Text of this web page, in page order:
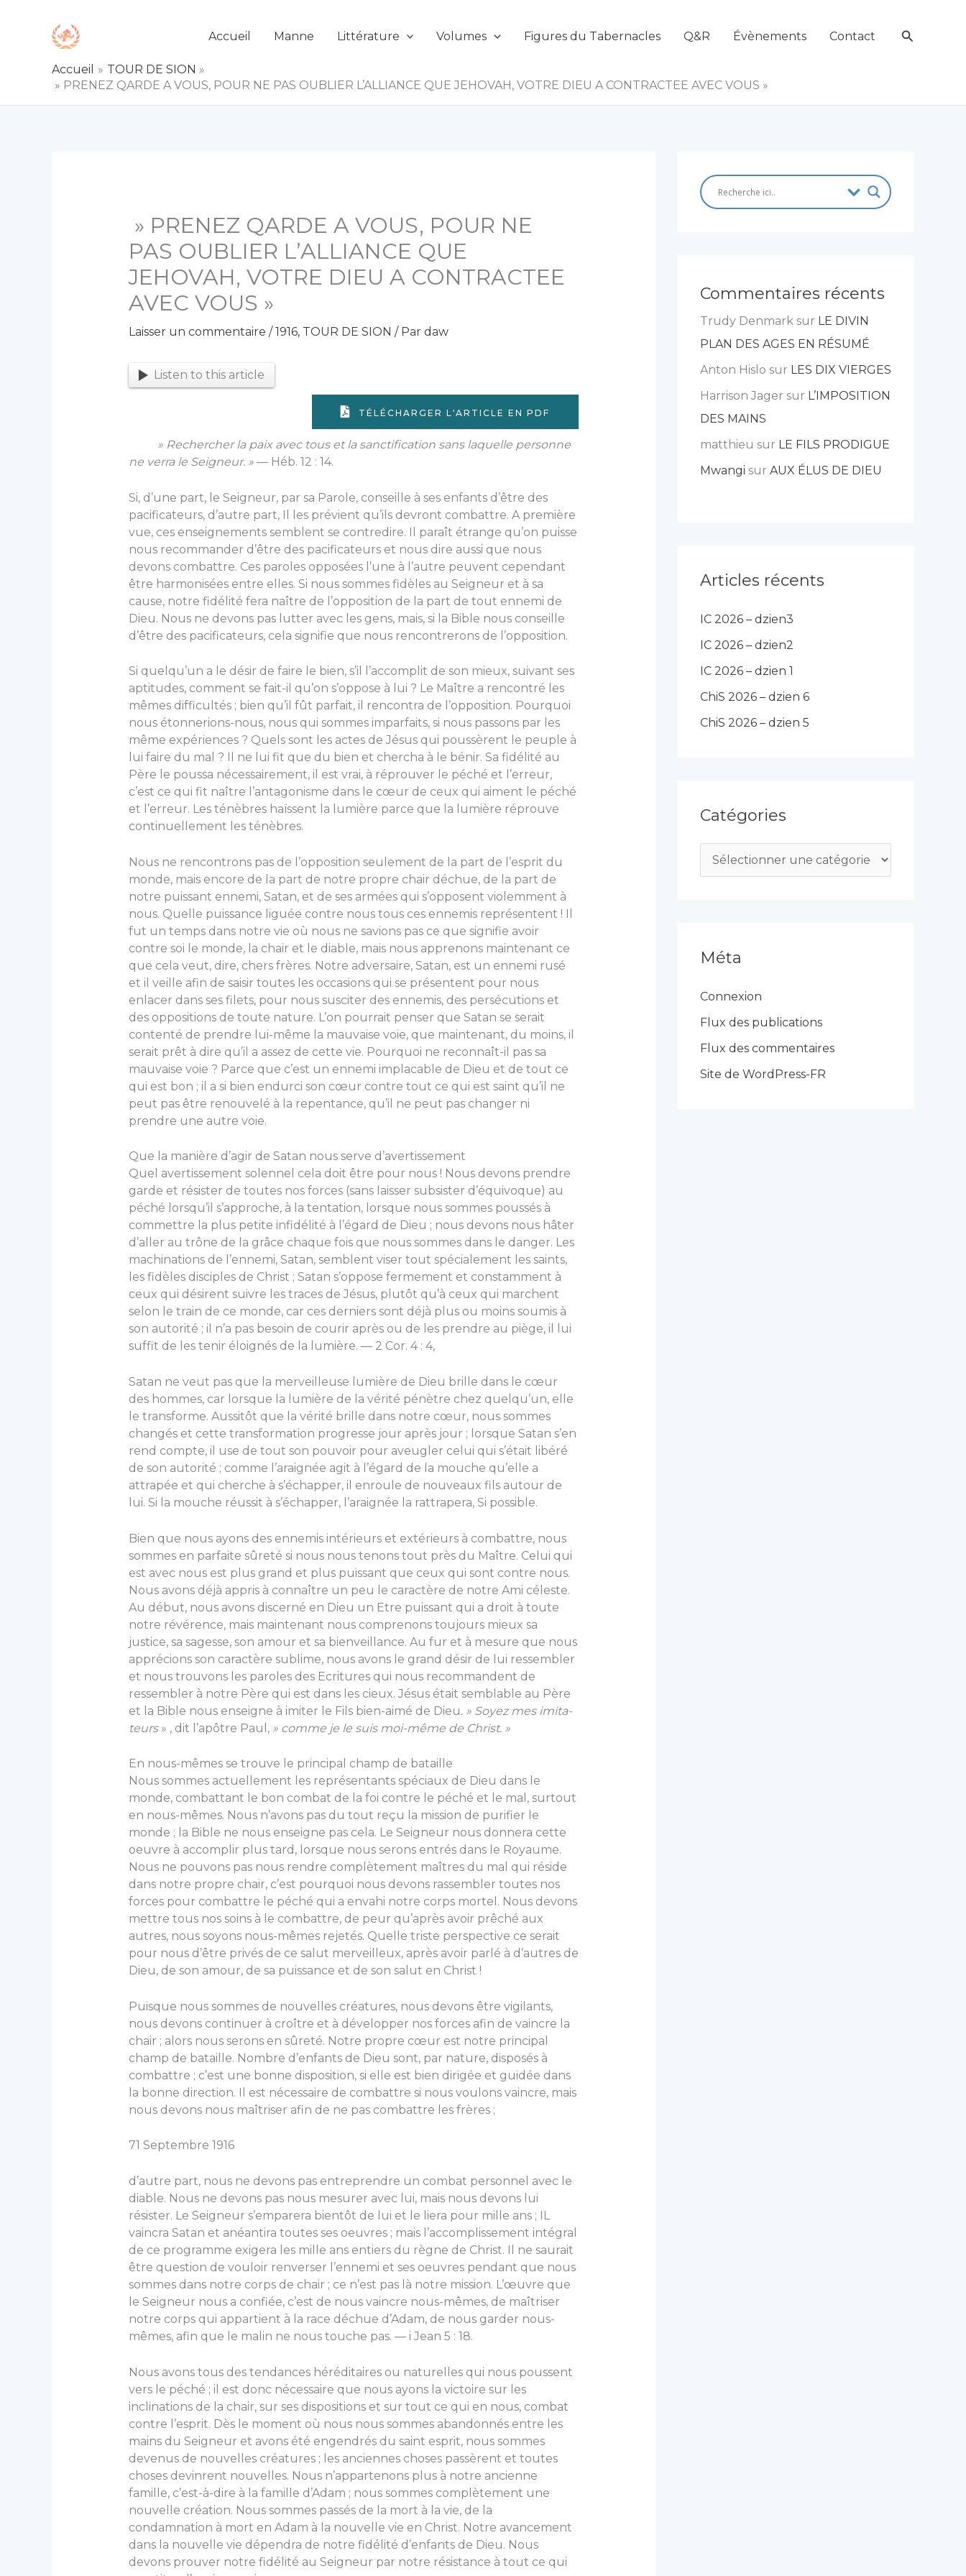
Accueil Manne Littérature Volumes Figures du Tabernacles Q&R Évènements Contact
Accueil
TOUR DE SION
» PRENEZ QARDE A VOUS, POUR NE PAS OUBLIER L’ALLIANCE QUE JEHOVAH, VOTRE DIEU A CONTRACTEE AVEC VOUS »
» PRENEZ QARDE A VOUS, POUR NE
PAS OUBLIER L’ALLIANCE QUE
JEHOVAH, VOTRE DIEU A CONTRACTEE
AVEC VOUS »
Laisser un commentaire / 1916, TOUR DE SION / Par daw
Listen to this article
TÉLÉCHARGER L'ARTICLE EN PDF
» Rechercher la paix avec tous et la sanctification sans laquelle personne
ne verra le Seigneur. » — Héb. 12 : 14.
Si, d’une part, le Seigneur, par sa Parole, con­seille à ses enfants d’être des
pacificateurs, d’au­tre part, Il les prévient qu’ils devront combattre. A première
vue, ces enseignements semblent se contredire. Il paraît étrange qu’on puisse
nous re­commander d’être des pacificateurs et nous dire aussi que nous
devons combattre. Ces paroles op­posées l’une à l’autre peuvent cependant
être harmonisées entre elles. Si nous sommes fidèles au Seigneur et à sa
cause, notre fidélité fera naître de l’opposition de la part de tout ennemi de
Dieu. Nous ne devons pas lutter avec les gens, mais, si la Bible nous conseille
d’être des pacificateurs, cela signifie que nous rencontrerons de l’opposition.
Si quelqu’un a le désir de faire le bien, s’il l’ac­complit de son mieux, suivant ses
aptitudes, com­ment se fait-il qu’on s’oppose à lui ? Le Maître a rencontré les
mêmes difficultés ; bien qu’il fût par­fait, il rencontra de l’opposition. Pourquoi
nous étonnerions-nous, nous qui sommes imparfaits, si nous passons par les
même expériences ? Quels sont les actes de Jésus qui poussèrent le peuple à
lui faire du mal ? Il ne lui fit que du bien et cher­cha à le bénir. Sa fidélité au
Père le poussa néces­sairement, il est vrai, à réprouver le péché et l’er­reur,
c’est ce qui fit naître l’antagonisme dans le cœur de ceux qui aiment le péché
et l’erreur. Les ténèbres haïssent la lumière parce que la lumière réprouve
continuellement les ténèbres.
Nous ne rencontrons pas de l’opposition seule­ment de la part de l’esprit du
monde, mais encore de la part de notre propre chair déchue, de la part de
notre puissant ennemi, Satan, et de ses ar­mées qui s’opposent violemment à
nous. Quelle puissance liguée contre nous tous ces ennemis re­présentent ! Il
fut un temps dans notre vie où nous ne savions pas ce que signifie avoir
contre soi le monde, la chair et le diable, mais nous apprenons maintenant ce
que cela veut, dire, chers frères. No­tre adversaire, Satan, est un ennemi rusé
et il veille afin de saisir toutes les occasions qui se pré­sentent pour nous
enlacer dans ses filets, pour nous susciter des ennemis, des persécutions et
des oppo­sitions de toute nature. L’on pourrait penser que Satan se serait
contenté de prendre lui-même la mauvaise voie, que maintenant, du moins, il
serait prêt à dire qu’il a assez de cette vie. Pourquoi ne re­connaît-il pas sa
mauvaise voie ? Parce que c’est un ennemi implacable de Dieu et de tout ce
qui est bon ; il a si bien endurci son cœur contre tout ce qui est saint qu’il ne
peut pas être renouvelé à la repentance, qu’il ne peut pas changer ni
prendre une autre voie.
Que la manière d’agir de Satan nous serve d’avertissement
Quel avertissement solennel cela doit être pour nous ! Nous devons prendre
garde et résister de toutes nos forces (sans laisser subsister d’équivo­que) au
péché lorsqu’il s’approche, à la tentation, lorsque nous sommes poussés à
commettre la plus petite infidélité à l’égard de Dieu ; nous devons nous hâter
d’aller au trône de la grâce chaque fois que nous sommes dans le danger. Les
machinations de l’ennemi, Satan, semblent viser tout spéciale­ment les saints,
les fidèles disciples de Christ ; Sa­tan s’oppose fermement et constamment à
ceux qui désirent suivre les traces de Jésus, plutôt qu’à ceux qui marchent
selon le train de ce monde, car ces derniers sont déjà plus ou moins soumis à
son autorité ; il n’a pas besoin de courir après ou de les prendre au piège, il lui
suffit de les tenir éloi­gnés de la lumière. — 2 Cor. 4 : 4,
Satan ne veut pas que la merveilleuse lumière de Dieu brille dans le cœur
des hommes, car lors­que la lumière de la vérité pénètre chez quelqu’un, elle
le transforme. Aussitôt que la vérité brille dans notre cœur, nous sommes
changés et cette trans­formation progresse jour après jour ; lorsque Sa­tan s’en
rend compte, il use de tout son pouvoir pour aveugler celui qui s’était libéré
de son auto­rité ; comme l’araignée agit à l’égard de la mouche qu’elle a
attrapée et qui cherche à s’échapper, il enroule de nouveaux fils autour de
lui. Si la mou­che réussit à s’échapper, l’araignée la rattrapera, Si possible.
Bien que nous ayons des ennemis intérieurs et extérieurs à combattre, nous
sommes en parfaite sûreté si nous nous tenons tout près du Maître. Ce­lui qui
est avec nous est plus grand et plus puis­sant que ceux qui sont contre nous.
Nous avons déjà appris à connaître un peu le caractère de no­tre Ami céleste.
Au début, nous avons discerné en Dieu un Etre puissant qui a droit à toute
notre révérence, mais maintenant nous comprenons tou­jours mieux sa
justice, sa sagesse, son amour et sa bienveillance. Au fur et à mesure que nous
appré­cions son caractère sublime, nous avons le grand désir de lui ressembler
et nous trouvons les paroles des Ecritures qui nous recommandent de
ressem­bler à notre Père qui est dans les cieux. Jésus était semblable au Père
et la Bible nous enseigne à imi­ter le Fils bien-aimé de Dieu. » Soyez mes imita­
teurs» , dit l’apôtre Paul, » comme je le suis moi-même de Christ. »
En nous-mêmes se trouve le principal champ de bataille
Nous sommes actuellement les représentants spé­ciaux de Dieu dans le
monde, combattant le bon combat de la foi contre le péché et le mal, surtout
en nous-mêmes. Nous n’avons pas du tout reçu la mission de purifier le
monde ; la Bible ne nous enseigne pas cela. Le Seigneur nous donnera cette
oeuvre à accomplir plus tard, lorsque nous serons entrés dans le Royaume.
Nous ne pouvons pas nous rendre complètement maîtres du mal qui réside
dans notre propre chair, c’est pourquoi nous devons rassembler toutes nos
forces pour combattre le pé­ché qui a envahi notre corps mortel. Nous devons
mettre tous nos soins à le combattre, de peur qu’a­près avoir prêché aux
autres, nous soyons nous-mêmes rejetés. Quelle triste perspective ce serait
pour nous d’être privés de ce salut merveilleux, après avoir parlé à d’autres de
Dieu, de son amour, de sa puissance et de son salut en Christ !
Puisque nous sommes de nouvelles créatures, nous devons être vigilants,
nous devons continuer à croître et à développer nos forces afin de vaincre la
chair ; alors nous serons en sûreté. Notre propre cœur est notre principal
champ de bataille. Nom­bre d’enfants de Dieu sont, par nature, disposés à
combattre ; c’est une bonne disposition, si elle est bien dirigée et guidée dans
la bonne direction. Il est nécessaire de combattre si nous voulons vain­cre, mais
nous devons nous maîtriser afin de ne pas combattre les frères ;
71 Septembre 1916
d’autre part, nous ne devons pas entreprendre un combat personnel avec le
diable. Nous ne devons pas nous mesurer avec lui, mais nous devons lui
résister. Le Seigneur s’empa­rera bientôt de lui et le liera pour mille ans ; IL
vaincra Satan et anéantira toutes ses oeuvres ; mais l’accomplissement intégral
de ce programme exi­gera les mille ans entiers du règne de Christ. Il ne saurait
être question de vouloir renverser l’enne­mi et ses oeuvres pendant que nous
sommes dans notre corps de chair ; ce n’est pas là notre mission. L’œuvre que
le Seigneur nous a confiée, c’est de nous vaincre nous-mêmes, de maîtriser
notre corps qui appartient à la race déchue d’Adam, de nous garder nous-
mêmes, afin que le malin ne nous tou­che pas. — i Jean 5 : 18.
Nous avons tous des tendances héréditaires ou naturelles qui nous poussent
vers le péché ; il est donc nécessaire que nous ayons la victoire sur les
inclinations de la chair, sur ses dispositions et sur tout ce qui en nous, combat
contre l’esprit. Dès le moment où nous nous sommes abandonnés entre les
mains du Seigneur et avons été engendrés du saint esprit, nous sommes
devenus de nouvelles créatures ; les anciennes choses passèrent et toutes
choses devinrent nouvelles. Nous n’appartenons plus à notre ancienne
famille, c’est-à-dire à la fa­mille d’Adam ; nous sommes complètement une
nouvelle création. Nous sommes passés de la mort à la vie, de la
condamnation à mort en Adam à la nouvelle vie en Christ. Notre avancement
dans la nouvelle vie dépendra de notre fidélité d’enfants de Dieu. Nous
devons prouver notre fidélité au Seigneur par notre résistance à tout ce qui
Commentaires récents
Trudy Denmark sur LE DIVIN
PLAN DES AGES EN RÉSUMÉ
Anton Hislo sur LES DIX VIERGES
Harrison Jager sur L’IMPOSITION
DES MAINS
matthieu sur LE FILS PRODIGUE
Mwangi sur AUX ÉLUS DE DIEU
Articles récents
IC 2026 – dzien3
IC 2026 – dzien2
IC 2026 – dzien 1
ChiS 2026 – dzien 6
ChiS 2026 – dzien 5
Catégories
a
r
i
Méta
Connexion
Flux des publications
Flux des commentaires
Site de WordPress-FR